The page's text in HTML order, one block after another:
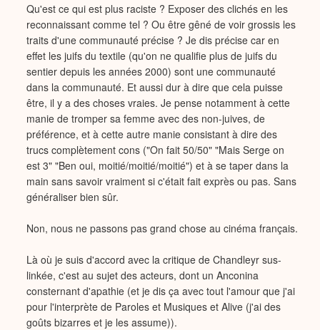
Qu'est ce qui est plus raciste ? Exposer des clichés en les
reconnaissant comme tel ? Ou être gêné de voir grossis les
traits d'une communauté précise ? Je dis précise car en
effet les juifs du textile (qu'on ne qualifie plus de juifs du
sentier depuis les années 2000) sont une communauté
dans la communauté. Et aussi dur à dire que cela puisse
être, il y a des choses vraies. Je pense notamment à cette
manie de tromper sa femme avec des non-juives, de
préférence, et à cette autre manie consistant à dire des
trucs complètement cons ("On fait 50/50" "Mais Serge on
est 3" "Ben oui, moitié/moitié/moitié") et à se taper dans la
main sans savoir vraiment si c'était fait exprès ou pas. Sans
généraliser bien sûr.
Non, nous ne passons pas grand chose au cinéma français.
Là où je suis d'accord avec la critique de Chandleyr sus-
linkée, c'est au sujet des acteurs, dont un Anconina
consternant d'apathie (et je dis ça avec tout l'amour que j'ai
pour l'interprète de Paroles et Musiques et Alive (j'ai des
goûts bizarres et je les assume)).